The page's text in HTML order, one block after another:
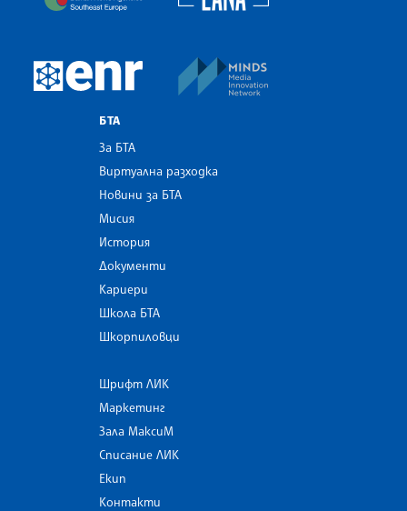
European Newsroom
БТА
За БТА
Виртуална разходка
Новини за БТА
Мисия
История
Документи
Кариери
Школа БТА
Шкорпиловци
Шрифт ЛИК
Маркетинг
Зала МаксиМ
Списание ЛИК
Екип
Контакти